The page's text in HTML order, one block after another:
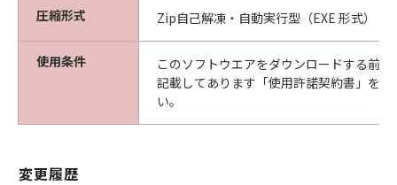
term is defined at 48 C.F.R. 2.101 (Oct 1995),
consisting of "commercial computer
software" and "commercial computer
software documentation," as such terms are
used in 48 C.F.R. 12.212 (Sept 1995).
Consistent with 48 C.F.R. 12.212 and 48 C.F.R.
all U.S. Government End Users shall acquire
圧縮形式 Zip自己解凍・自動実行型（EXE 形式）
使用条件
このソフトウエアをダウンロードする前
記載してあります「使用許諾契約書」を
い。
変更履歴